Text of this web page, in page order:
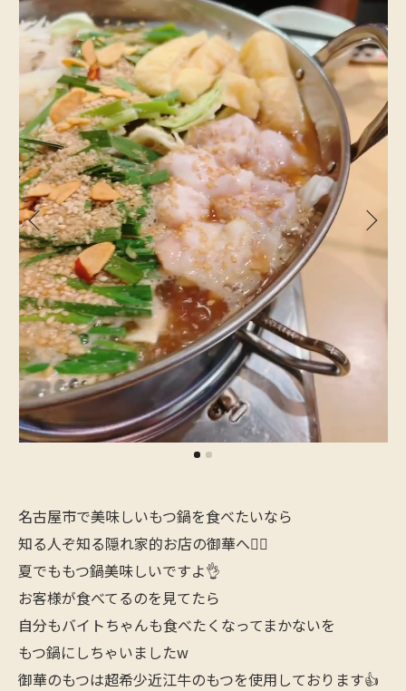
名古屋市で美味しいもつ鍋を食べたいなら
知る人ぞ知る隠れ家的お店の御華へ🙋‍♂️
夏でももつ鍋美味しいですよ👌
お客様が食べてるのを見てたら
自分もバイトちゃんも食べたくなってまかないを
もつ鍋にしちゃいましたw
御華のもつは超希少近江牛のもつを使用しております👍